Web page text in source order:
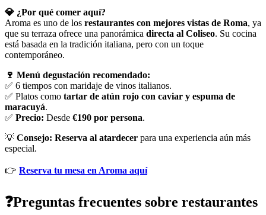
💎 ¿Por qué comer aquí?
Aroma es uno de los restaurantes con mejores vistas de Roma, ya
que su terraza ofrece una panorámica directa al Coliseo. Su cocina
está basada en la tradición italiana, pero con un toque
contemporáneo.
🍷 Menú degustación recomendado:
✅ 6 tiempos con maridaje de vinos italianos.
✅ Platos como tartar de atún rojo con caviar y espuma de
maracuyá.
✅ Precio: Desde €190 por persona.
💡 Consejo: Reserva al atardecer para una experiencia aún más
especial.
👉 Reserva tu mesa en Aroma aquí
❓Preguntas frecuentes sobre restaurantes